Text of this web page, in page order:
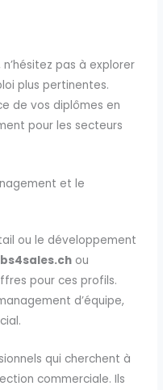
pas à explorer
plus pertinentes.
de vos diplômes en
pour les secteurs
et le
ou le développement
ou
pour ces profils.
d’équipe,
qui cherchent à
commerciale. Ils